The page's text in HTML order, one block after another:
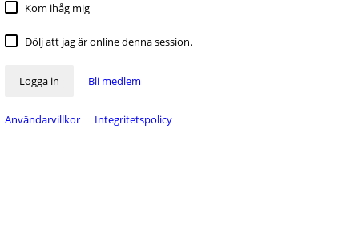
Kom ihåg mig
Dölj att jag är online denna session.
Logga in Bli medlem
Användarvillkor Integritetspolicy